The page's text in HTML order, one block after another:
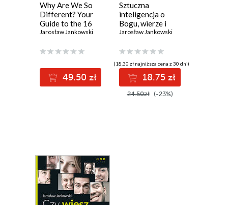
Why Are We So
Different? Your
Guide to the 16
Personality Types
Jarosław Jankowski
49.50 zł
Sztuczna
inteligencja o
Bogu, wierze i
Biblii. Rozmowy z
Jarosław Jankowski
(18,30 zł najniższa cena z 30 dni)
18.75 zł
24.50zł (-23%)